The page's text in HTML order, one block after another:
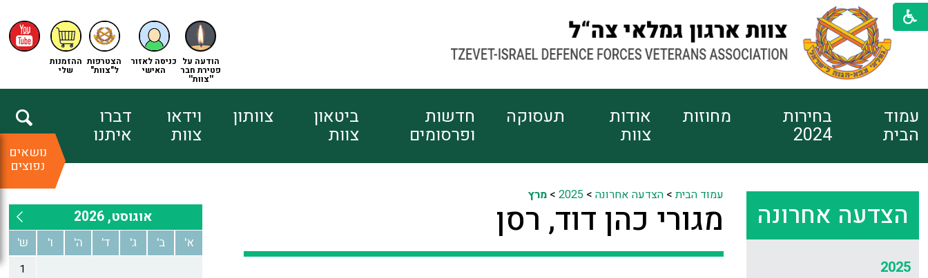
ההזמנות
שלי
הצטרפות
ל"צוות"
כניסה לאזור
האישי
הודעה על
פטירת חבר
''צוות''
עמוד
הבית
בחירות
2024
מחוזות אודות
צוות
תעסוקה חדשות
ופרסומים
ביטאון
צוות
צוותון וידאו
צוות
דברו
איתנו
נושאים
נפוצים
הצדעה אחרונה
2025
עמוד הבית>הצדעה אחרונה >
2025
>מרץ
מגורי כהן דוד, רסן